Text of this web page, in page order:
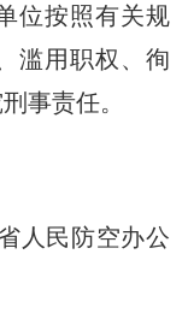
位按照有关规
滥用职权、徇
事责任。
人民防空办公